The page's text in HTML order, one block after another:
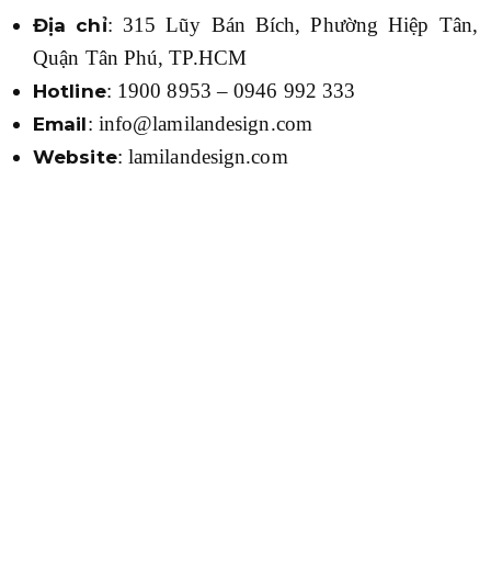
Địa chỉ: 315 Lũy Bán Bích, Phường Hiệp Tân,
Quận Tân Phú, TP.HCM
Hotline: 1900 8953 – 0946 992 333
Email: info@lamilandesign.com
Website: lamilandesign.com